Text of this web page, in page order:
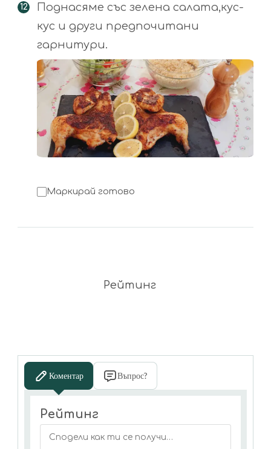
Поднасяме със зелена салата,кус-
кус и други предпочитани
гарнитури.
Маркирай готово
Рейтинг
Коментар Въпрос?
Рейтинг